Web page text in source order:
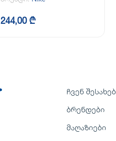
244,00 ₾
ჩვენ შესახებ
ბრენდები
მაღაზიები